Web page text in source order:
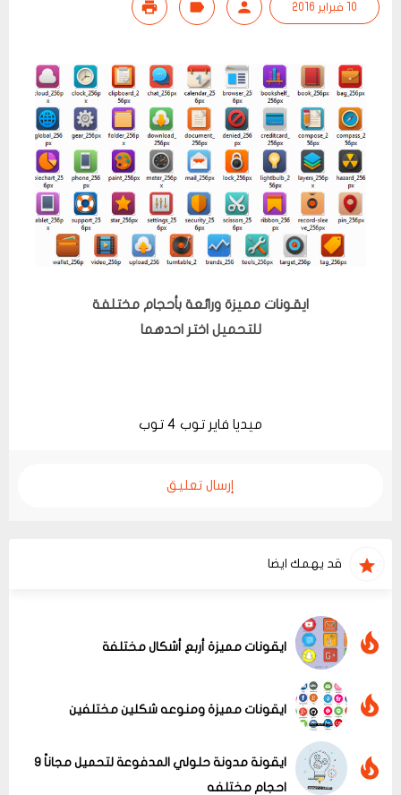
10 فبراير 2016
ايقونات مميزة ورائعة بأحجام مختلفة
للتحميل اختر احدهما
ميديا فاير توب 4 توب
إرسال تعليق
قد يهمك ايضا
ايقونات مميزة أربع أشكال مختلفة
ايقونات مميزة ومنوعه شكلين مختلفين
ايقونة مدونة حلولي المدفوعة لتحميل مجاناً 9
احجام مختلفه